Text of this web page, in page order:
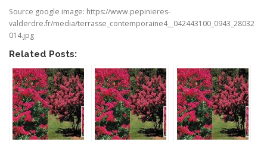
Source google image: https://www.pepinieres-
valderdre.fr/media/terrasse_contemporaine4__042443100_0943_28032
014.jpg
Related Posts: